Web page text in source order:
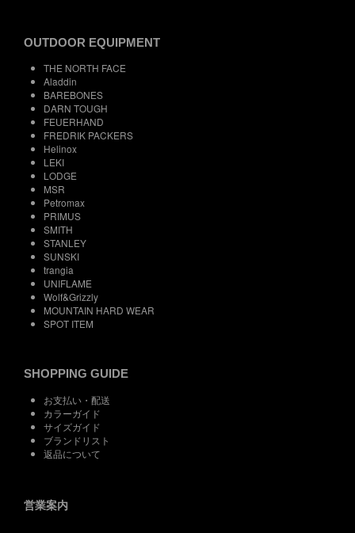
OUTDOOR EQUIPMENT
THE NORTH FACE
Aladdin
BAREBONES
DARN TOUGH
FEUERHAND
FREDRIK PACKERS
Helinox
LEKI
LODGE
MSR
Petromax
PRIMUS
SMITH
STANLEY
SUNSKI
trangia
UNIFLAME
Wolf&Grizzly
MOUNTAIN HARD WEAR
SPOT ITEM
SHOPPING GUIDE
お支払い・配送
カラーガイド
サイズガイド
ブランドリスト
返品について
営業案内